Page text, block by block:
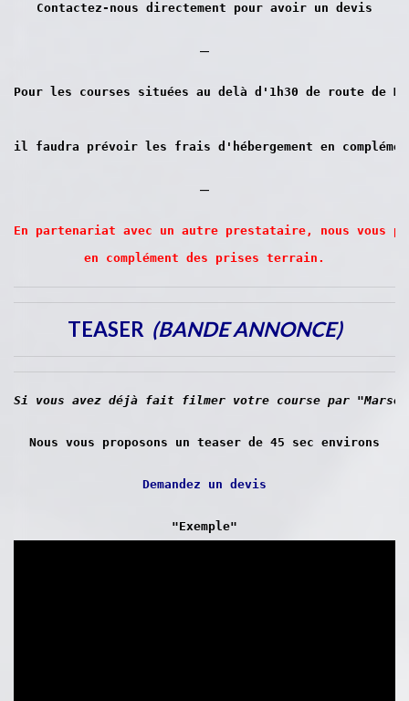
Contactez-nous directement pour avoir un devis
—
il faudra prévoir les frais
—
En partenariat avec un autre prestataire, nous vous
en complément des prises terrain.
TEASER (BANDE ANNONCE)
Si vous avez déjà fait filmer votre course par
Nous vous proposons un teaser de 45 sec environs
Demandez un devis